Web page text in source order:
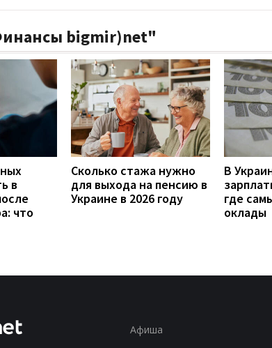
bigmir)net"
в
что
Сколько стажа нужно
для выхода на пенсию в
Украине в 2026 году
В
где
оклады
Афиша